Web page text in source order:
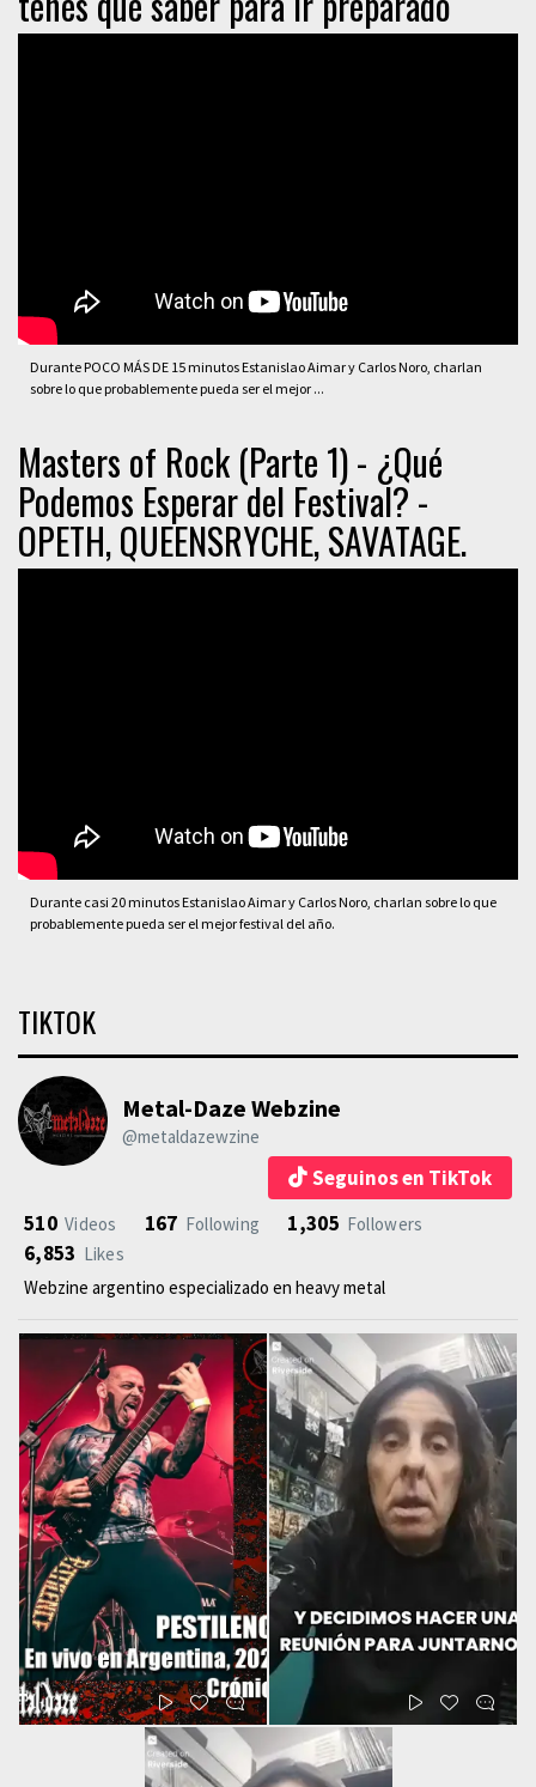
Durante POCO MÁS DE 15 minutos Estanislao Aimar y Carlos Noro, charlan
sobre lo que probablemente pueda ser el mejor ...
Masters of Rock (Parte 1) - ¿Qué
Podemos Esperar del Festival? -
OPETH, QUEENSRYCHE, SAVATAGE.
Durante casi 20 minutos Estanislao Aimar y Carlos Noro, charlan sobre lo que
probablemente pueda ser el mejor festival del año.
TIKTOK
Metal-Daze Webzine
@metaldazewzine
Seguinos en TikTok
510 Videos 167 Following 1,305 Followers
6,853 Likes
Webzine argentino especializado en heavy metal